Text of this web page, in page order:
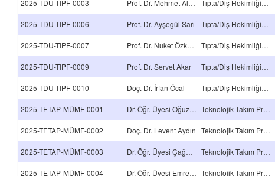
2025-TDU-TIPF-0003 Prof. Dr. Mehmet Ali Malas Tıpta/Diş Hekimliğinde Uzmanlık Tez Projesi
2025-TDU-TIPF-0006 Prof. Dr. Ayşegül Sarı Tıpta/Diş Hekimliğinde Uzmanlık Tez Projesi
2025-TDU-TIPF-0007 Prof. Dr. Nuket Özkavruk Eliyatkın Tıpta/Diş Hekimliğinde Uzmanlık Tez Projesi
2025-TDU-TIPF-0009 Prof. Dr. Servet Akar Tıpta/Diş Hekimliğinde Uzmanlık Tez Projesi
2025-TDU-TIPF-0010 Doç. Dr. İrfan Öcal Tıpta/Diş Hekimliğinde Uzmanlık Tez Projesi
2025-TETAP-MÜMF-0001 Dr. Öğr. Üyesi Oğuzhan Toğay Teknolojik Takım Projesi
2025-TETAP-MÜMF-0002 Doç. Dr. Levent Aydın Teknolojik Takım Projesi
2025-TETAP-MÜMF-0003 Dr. Öğr. Üyesi Çağdaş Eşiyok Teknolojik Takım Projesi
2025-TETAP-MÜMF-0004 Dr. Öğr. Üyesi Emre Şatır Teknolojik Takım Projesi